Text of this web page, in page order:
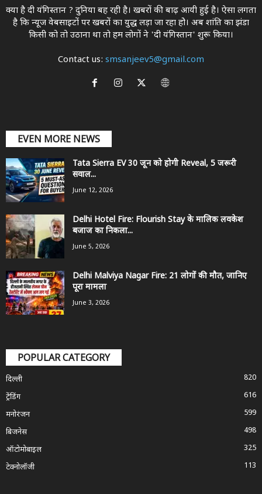
क्या है दी यंगिस्तान ? दुनिया बह रही है। खबरों की बाढ़ आयी हुई है। ऐसा लगता
है कि न्यूज वेबसाइटों पर खबरों का युद्ध लड़ा जा रहा होे। अब शांति का झंडा
किसी को तो उठाना था ताे हम लोगों ने 'दी यंगिस्तान' शुरू किया।
Contact us: smsanjeev5@gmail.com
EVEN MORE NEWS
Tata Sierra EV 30 जून को होगी Reveal, 5 जरूरी
सवाल...
June 12, 2026
Delhi Hotel Fire: Flourish Stay के मालिक लवकेश
बजाज का निकला...
June 5, 2026
Delhi Malviya Nagar Fire: 21 लोगों की मौत, जानिए
पूरा मामला
June 3, 2026
POPULAR CATEGORY
दिल्ली
820
ट्रेंडिंग
616
मनोरंजन
599
बिजनेस
498
ऑटोमोबाइल
325
टेक्नोलॉजी
113